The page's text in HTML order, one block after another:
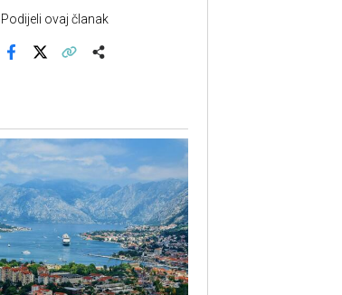
Podijeli ovaj članak